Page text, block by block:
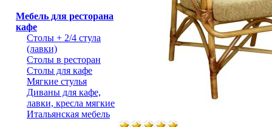
Мебель для ресторана
кафе
Столы + 2/4 стула
(лавки)
Столы в ресторан
Столы для кафе
Мягкие стулья
Диваны для кафе,
лавки, кресла мягкие
Итальянская мебель